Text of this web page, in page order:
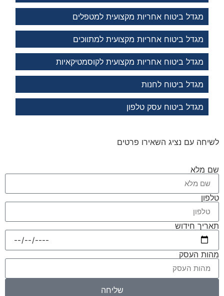
מגדל ביטוח אחריות מקצועית למטפלים
מגדל ביטוח אחריות מקצועית למתווכים
מגדל ביטוח אחריות מקצועית לקוסמטיקאיות
מגדל ביטוח לחנות
מגדל ביטוח עסק טלפון
לשיחה עם נציג השאירו פרטים
שם מלא
טלפון
תאריך חידוש
מהות העסק
שליחה